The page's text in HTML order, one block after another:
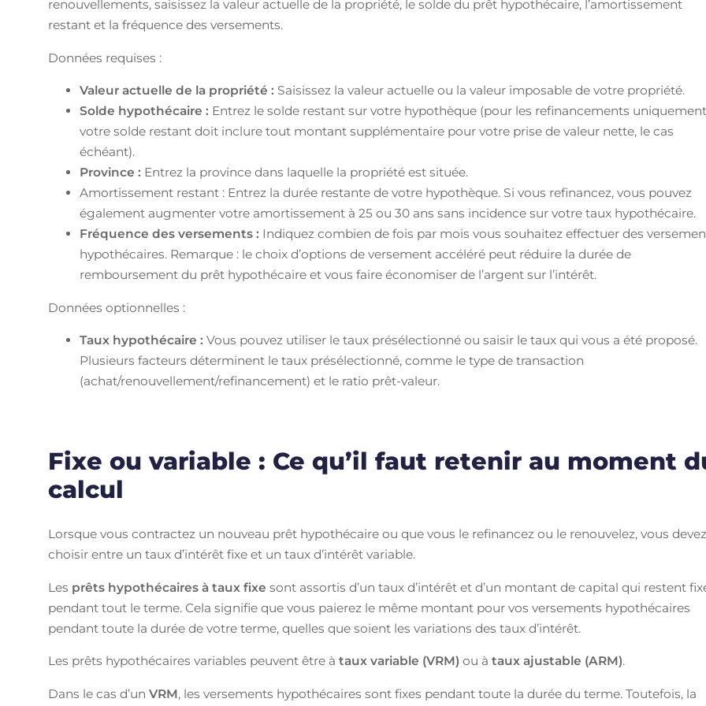
renouvellements, saisissez la valeur actuelle de la propriété, le solde du prêt hypothécaire, l’amortissement
restant et la fréquence des versements.
Données requises :
Valeur actuelle de la propriété : Saisissez la valeur actuelle ou la valeur imposable de votre propriété.
Solde hypothécaire : Entrez le solde restant sur votre hypothèque (pour les refinancements
votre solde restant doit inclure tout montant supplémentaire pour votre prise de valeur nette, le cas
échéant).
Province : Entrez la province dans laquelle la propriété est située.
Amortissement restant : Entrez la durée restante de votre hypothèque. Si vous refinancez, vous pouvez
également augmenter votre amortissement à 25 ou 30 ans sans incidence sur votre taux hypothécaire.
Fréquence des versements : Indiquez combien de fois par mois vous souhaitez effectuer des
hypothécaires. Remarque : le choix d’options de versement accéléré peut réduire la durée de
remboursement du prêt hypothécaire et vous faire économiser de l’argent sur l’intérêt.
Données optionnelles :
Taux hypothécaire :Vous pouvez utiliser le taux présélectionné ou saisir le taux qui vous a été proposé.
Plusieurs facteurs déterminent le taux présélectionné, comme le type de transaction
(achat/renouvellement/refinancement) et le ratio prêt-valeur.
Fixe ou variable : Ce qu’il faut retenir au moment
calcul
Lorsque vous contractez un nouveau prêt hypothécaire ou que vous le refinancez ou le renouvelez, vous
choisir entre un taux d’intérêt fixe et un taux d’intérêt variable.
Les prêts hypothécaires à taux fixesont assortis d’un taux d’intérêt et d’un montant de capital qui restent
pendant tout le terme. Cela signifie que vous paierez le même montant pour vos versements hypothécaires
pendant toute la durée de votre terme, quelles que soient les variations des taux d’intérêt.
Les prêts hypothécaires variables peuvent être àtaux variable (VRM) ou àtaux ajustable (ARM).
Dans le cas d’unVRM, les versements hypothécaires sont fixes pendant toute la durée du terme. Toutefois, la